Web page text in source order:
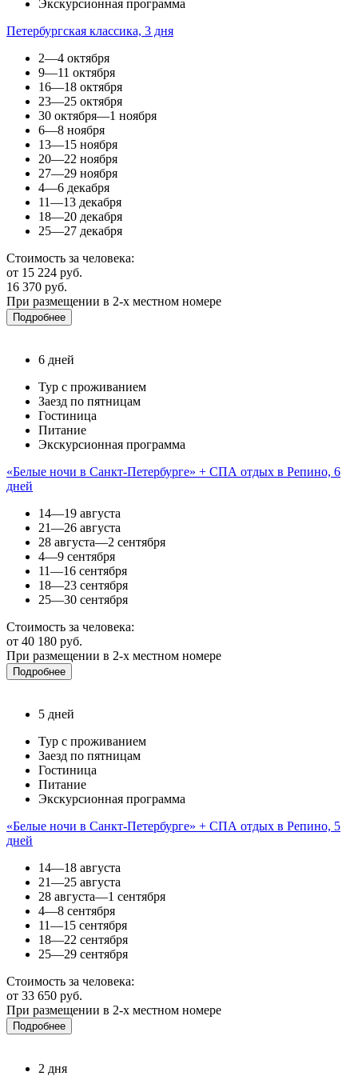
Экскурсионная программа
Петербургская классика, 3 дня
2—4 октября
9—11 октября
16—18 октября
23—25 октября
30 октября—1 ноября
6—8 ноября
13—15 ноября
20—22 ноября
27—29 ноября
4—6 декабря
11—13 декабря
18—20 декабря
25—27 декабря
Стоимость за человека:
от 15 224 руб.
16 370 руб.
При размещении в 2-х местном номере
Подробнее
6 дней
Тур с проживанием
Заезд по пятницам
Гостиница
Питание
Экскурсионная программа
«Белые ночи в Санкт-Петербурге» + СПА отдых в Репино, 6
дней
14—19 августа
21—26 августа
28 августа—2 сентября
4—9 сентября
11—16 сентября
18—23 сентября
25—30 сентября
Стоимость за человека:
от 40 180 руб.
При размещении в 2-х местном номере
Подробнее
5 дней
Тур с проживанием
Заезд по пятницам
Гостиница
Питание
Экскурсионная программа
«Белые ночи в Санкт-Петербурге» + СПА отдых в Репино, 5
дней
14—18 августа
21—25 августа
28 августа—1 сентября
4—8 сентября
11—15 сентября
18—22 сентября
25—29 сентября
Стоимость за человека:
от 33 650 руб.
При размещении в 2-х местном номере
Подробнее
2 дня